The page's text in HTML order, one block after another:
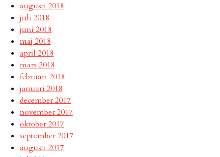
augusti 2018
juli 2018
juni 2018
maj 2018
april 2018
mars 2018
februari 2018
januari 2018
december 2017
november 2017
oktober 2017
september 2017
augusti 2017